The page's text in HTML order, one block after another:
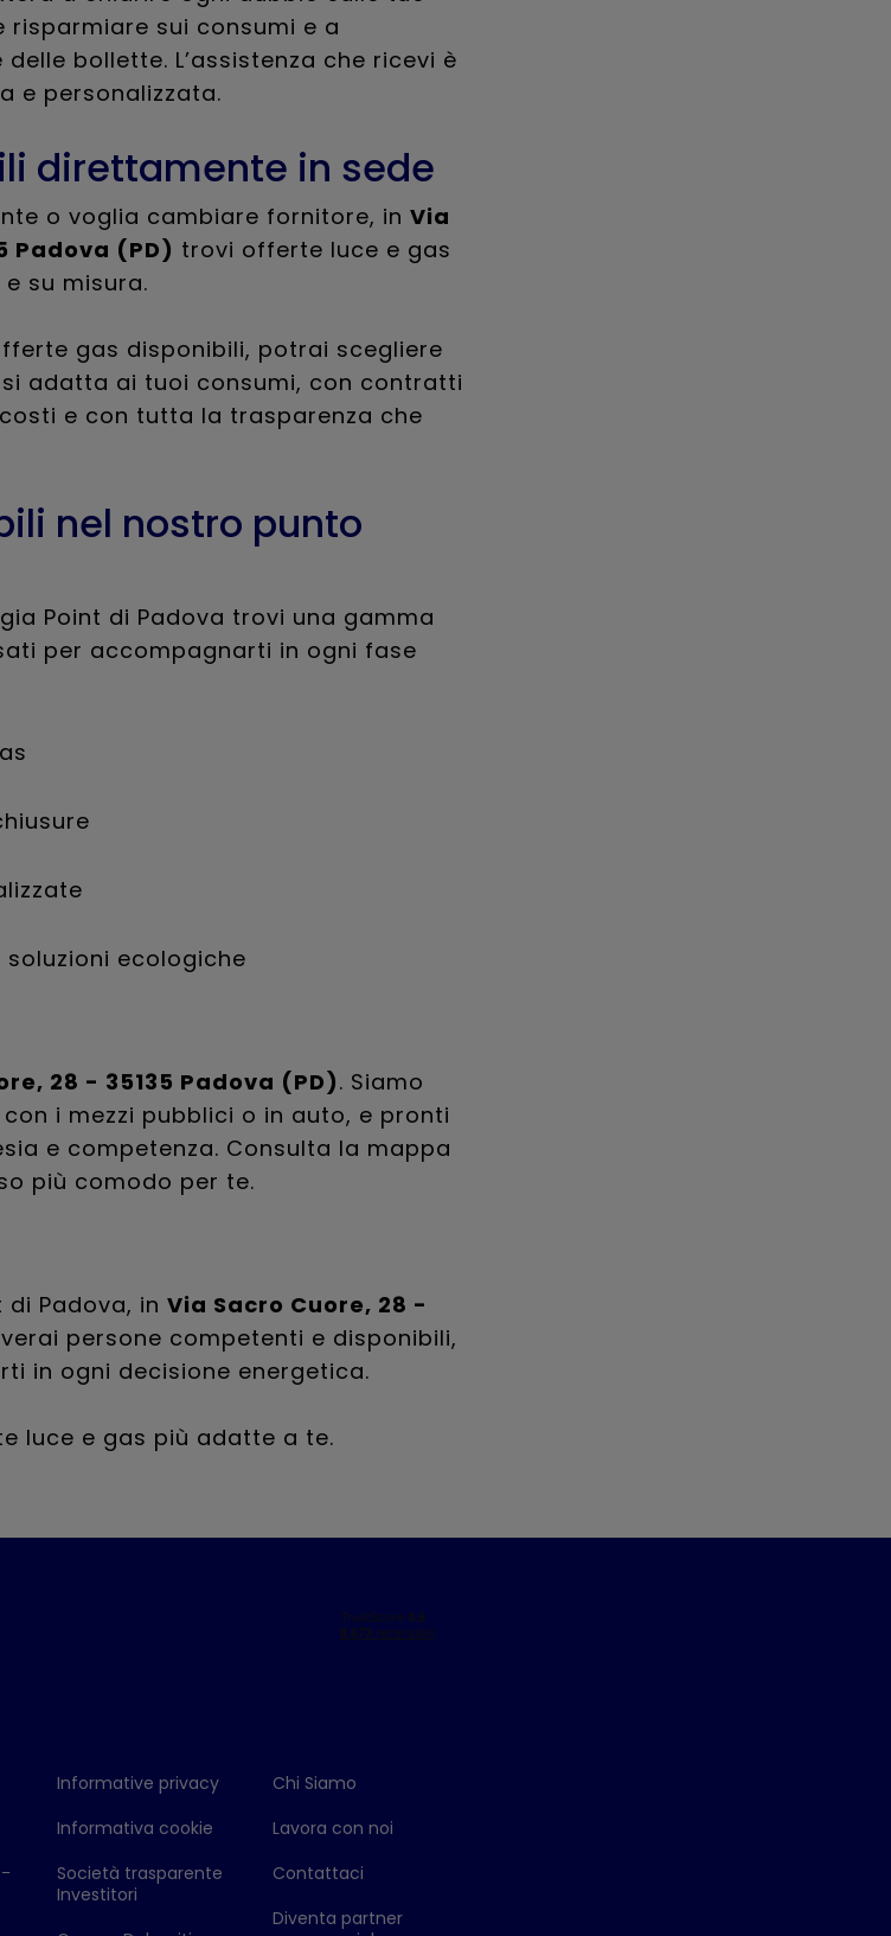
sui consumi e a
bollette. L’assistenza che ricevi è
e personalizzata.
direttamente in sede
o voglia cambiare fornitore, in Via
Padova (PD) trovi offerte luce e gas
su misura.
gas disponibili, potrai scegliere
adatta ai tuoi consumi, con contratti
e con tutta la trasparenza che
nel nostro punto
Point di Padova trovi una gamma
per accompagnarti in ogni fase
ecologiche
28 - 35135 Padova (PD). Siamo
i mezzi pubblici o in auto, e pronti
e competenza. Consulta la mappa
più comodo per te.
di Padova, in Via Sacro Cuore, 28 -
persone competenti e disponibili,
in ogni decisione energetica.
luce e gas più adatte a te.
Informative privacy
Informativa cookie
Società trasparente
Investitori
Chi Siamo
Lavora con noi
Contattaci
Diventa partner